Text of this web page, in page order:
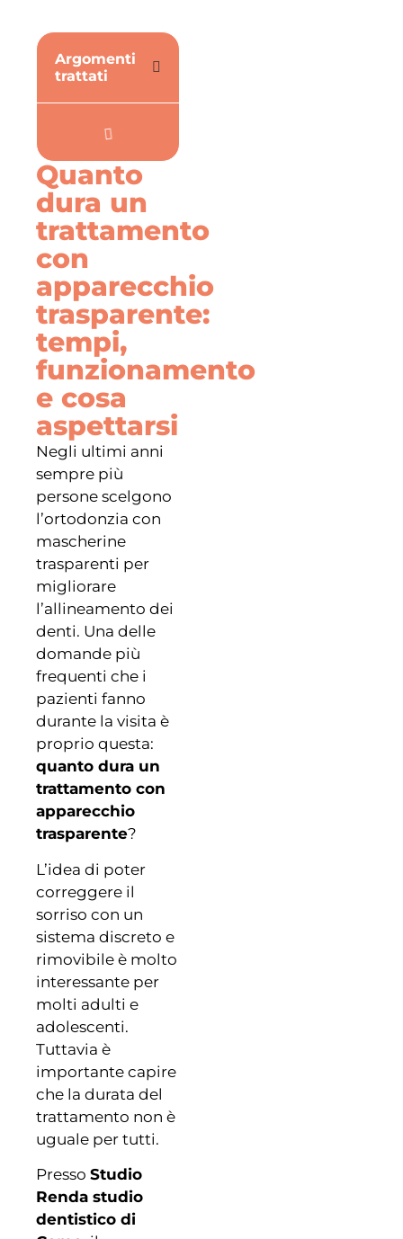
Argomenti
trattati
Quanto
dura un
trattamento
con
apparecchio
trasparente:
tempi,
funzionamento
e cosa
aspettarsi
Negli ultimi anni
sempre più
persone scelgono
l’ortodonzia con
mascherine
trasparenti per
migliorare
l’allineamento dei
denti. Una delle
domande più
frequenti che i
pazienti fanno
durante la visita è
proprio questa:
quanto dura un
trattamento con
apparecchio
trasparente?
L’idea di poter
correggere il
sorriso con un
sistema discreto e
rimovibile è molto
interessante per
molti adulti e
adolescenti.
Tuttavia è
importante capire
che la durata del
trattamento non è
uguale per tutti.
Presso Studio
Renda studio
dentistico di